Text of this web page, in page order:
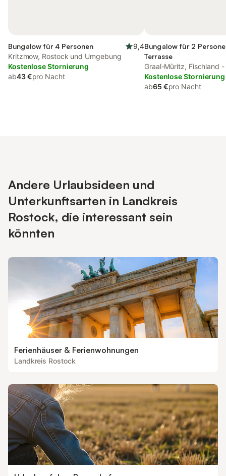
Bungalow für 4 Personen
9,4
Kritzmow, Rostock und Umgebung
Kostenlose Stornierung
ab43 €pro Nacht
Bungalow für 2
Terrasse
Graal-Müritz, Fischland
Kostenlose Stornierung
ab65 €pro Nacht
Andere Urlaubsideen und
Unterkunftsarten in Landkreis
Rostock, die interessant sein
könnten
Ferienhäuser & Ferienwohnungen
Landkreis Rostock